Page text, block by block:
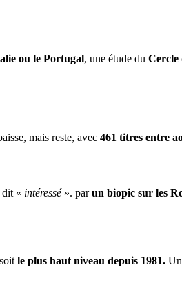
ou le Portugal, une étude du Cercle
mais reste, avec 461 titres entre
dit « intéressé ». parun biopic sur les
le plus haut niveau depuis 1981.